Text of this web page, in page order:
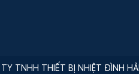
TNHH THIẾT BỊ NHIỆT ĐÌNH HẢI